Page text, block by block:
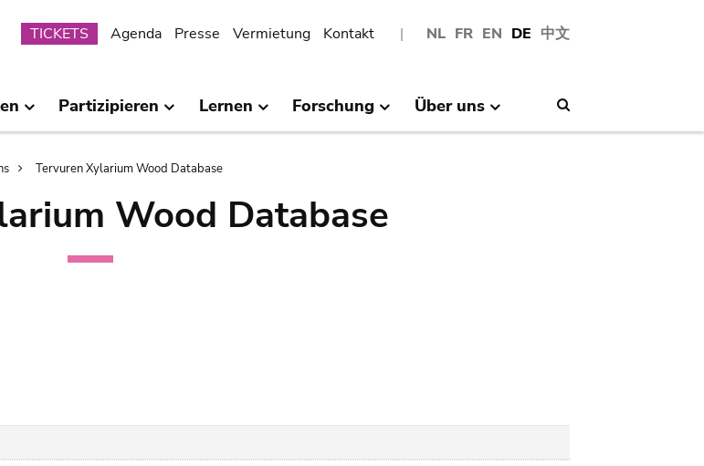
NL FR EN DE 中文
Submenu
TICKETS Agenda Presse Vermietung Kontakt
Partizipieren Lernen Forschung Über uns
Tervuren Xylarium Wood Database
Wood Database